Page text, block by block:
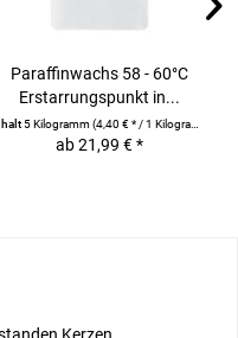
Paraffinwachs 58 - 60°C
Erstarrungspunkt in...
5 Kilogramm(4,40 € * / 1 Kilogramm)
ab 21,99 € *